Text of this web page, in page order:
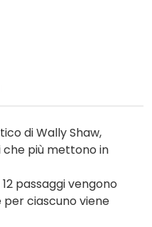
di Wally Shaw,
più mettono in
passaggi vengono
ciascuno viene